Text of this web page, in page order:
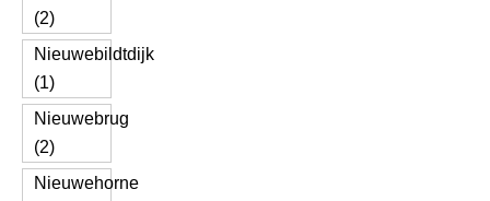
(2)
Nieuwebildtdijk
(1)
Nieuwebrug
(2)
Nieuwehorne